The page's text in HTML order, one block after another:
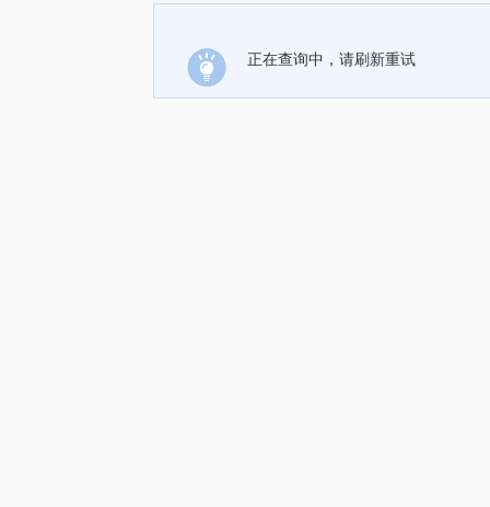
正在查询中，请刷新重试